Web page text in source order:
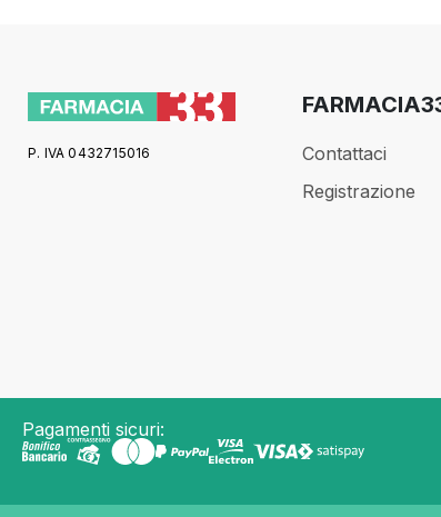
P. IVA 0432715016
Contattaci
Registrazione
Pagamenti sicuri: